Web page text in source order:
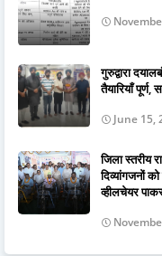
गुरुद्वारा
तैयारियाँ
June 15,
जिला स्तरीय
दिव्यांगजनों
व्हीलचेयर